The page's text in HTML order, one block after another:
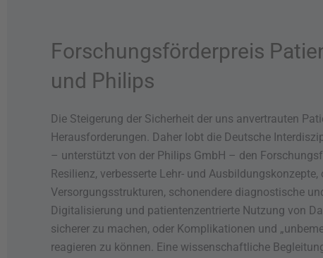
Forschungsförderpreis
und Philips
Die Steigerung der Sicherheit der uns anvertrauten
Herausforderungen. Daher lobt die Deutsche
– unterstützt von der Philips GmbH – den
Resilienz, verbesserte Lehr- und
Versorgungsstrukturen, schonendere diagnostische
Digitalisierung und patientenzentrierte Nutzung von
sicherer zu machen, oder Komplikationen und
reagieren zu können. Eine wissenschaftliche